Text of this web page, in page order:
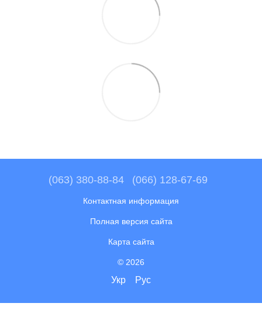
(063) 380-88-84 (066) 128-67-69
Контактная информация
Полная версия сайта
Карта сайта
© 2026
Укр Рус